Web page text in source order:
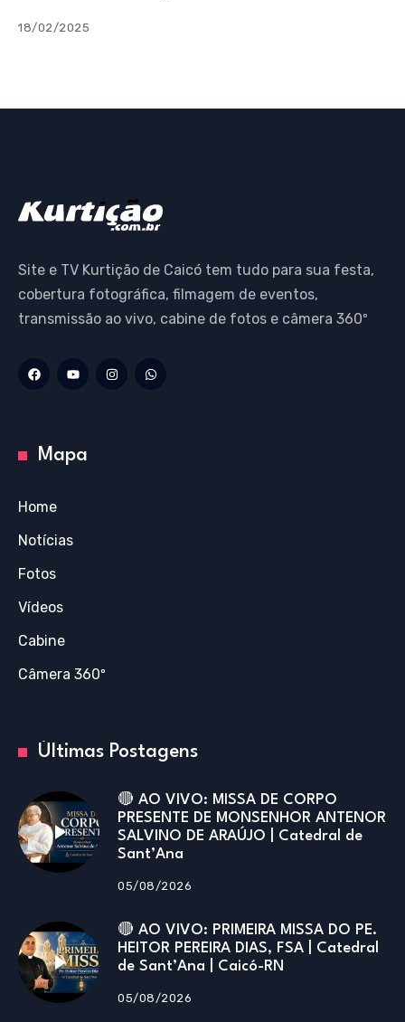
18/02/2025
Site e TV Kurtição de Caicó tem tudo para sua festa,
cobertura fotográfica, filmagem de eventos,
transmissão ao vivo, cabine de fotos e câmera 360º
Mapa
Home
Notícias
Fotos
Vídeos
Cabine
Câmera 360º
Últimas Postagens
🔴 AO VIVO: MISSA DE CORPO
PRESENTE DE MONSENHOR ANTENOR
SALVINO DE ARAÚJO | Catedral de
Sant’Ana
05/08/2026
🔴 AO VIVO: PRIMEIRA MISSA DO PE.
HEITOR PEREIRA DIAS, FSA | Catedral
de Sant’Ana | Caicó-RN
05/08/2026